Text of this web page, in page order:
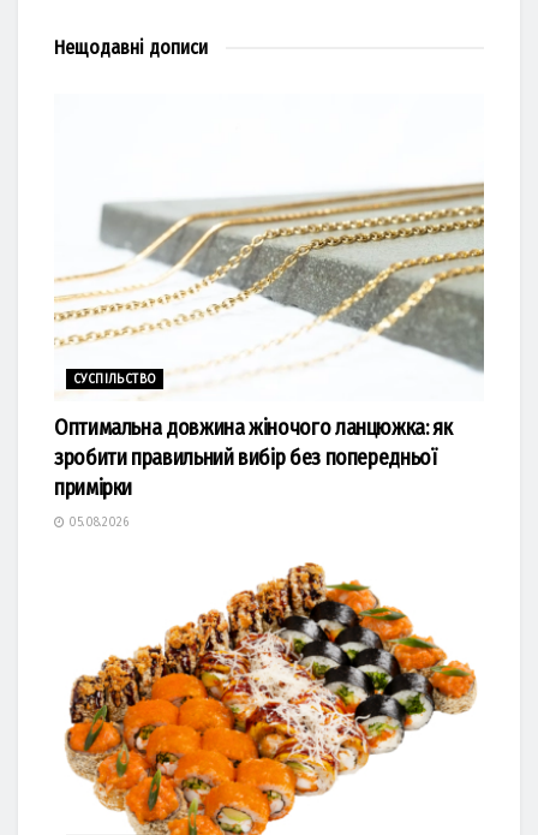
Нещодавні дописи
СУСПІЛЬСТВО
Оптимальна довжина жіночого ланцюжка: як
зробити правильний вибір без попередньої
примірки
05.08.2026